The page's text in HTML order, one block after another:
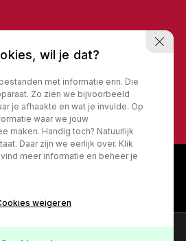
wil je dat?
met informatie erin. Die
Zo zien we bijvoorbeeld
je afhaakte en wat je invulde. Op
waar we jouw
maken. Handig toch? Natuurlijk
Daar zijn we eerlijk over. Klik
meer informatie en beheer je
weigeren